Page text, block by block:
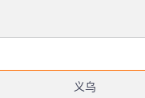
义乌